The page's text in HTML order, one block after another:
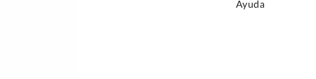
Ayuda